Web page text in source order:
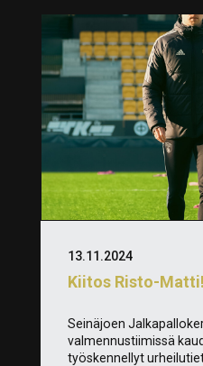
Kiitos Risto-Matti!
13.11.2024
Seinäjoen
valmennustiimissä
työskennellyt